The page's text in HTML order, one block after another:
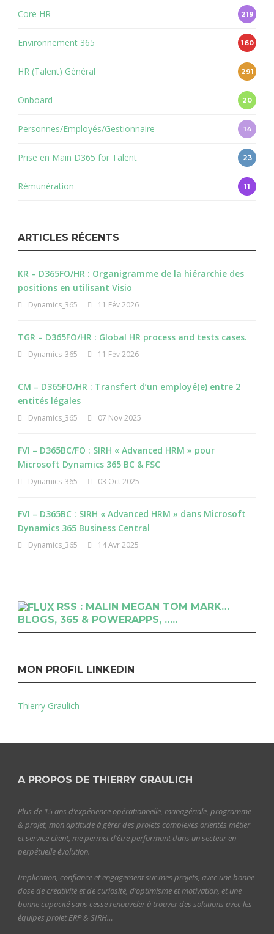
Core HR 219
Environnement 365 160
HR (Talent) Général 291
Onboard 20
Personnes/Employés/Gestionnaire 14
Prise en Main D365 for Talent 23
Rémunération 11
ARTICLES RÉCENTS
KR – D365FO/HR : Organigramme de la hiérarchie des
positions en utilisant Visio
Dynamics_365 11 Fév 2026
TGR – D365FO/HR : Global HR process and tests cases.
Dynamics_365 11 Fév 2026
CM – D365FO/HR : Transfert d’un employé(e) entre 2
entités légales
Dynamics_365 07 Nov 2025
FVI – D365BC/FO : SIRH « Advanced HRM » pour
Microsoft Dynamics 365 BC & FSC
Dynamics_365 03 Oct 2025
FVI – D365BC : SIRH « Advanced HRM » dans Microsoft
Dynamics 365 Business Central
Dynamics_365 14 Avr 2025
RSS : MALIN MEGAN TOM MARK…
BLOGS, 365 & POWERAPPS, …..
MON PROFIL LINKEDIN
Thierry Graulich
A PROPOS DE THIERRY GRAULICH
Plus de 15 ans d’expérience opérationnelle, managériale, programme
& projet, mon aptitude à gérer des projets complexes orientés métier
et service client, me permet d’être performant dans un secteur en
perpétuelle évolution.
Implication, confiance et engagement sur mes projets, avec une bonne
dose de créativité et de curiosité, d’optimisme et motivation, et une
bonne capacité sans cesse renouveler à trouver des solutions avec les
équipes projet ERP & SIRH…